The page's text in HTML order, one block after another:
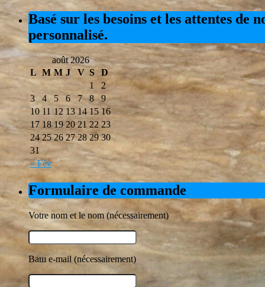
Basé sur les besoins et les attentes de
personnalisé.
août 2026
L M M J V S D
« Fév
1
2
3
4 5 6 7 8
9
10 11 12 13 14 15 16
17 18 19 20 21 22 23
24 25 26 27 28 29 30
31
Formulaire de commande
Votre nom et le nom (nécessairement)
Ваш e-mail (nécessairement)